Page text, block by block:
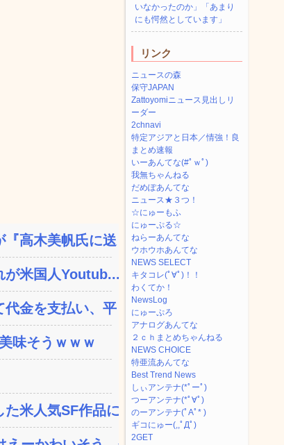
『高木美帆氏に送られ...
が米国人Youtub...
代金を支払い、平日の...
味そうｗｗｗ
た米人気SF作品に絶...
いなかったのか」「あまり
にも愕然としています」
リンク
ニュースの森
保守JAPAN
Zattoyomiニュース見出しリ
ーダー
2chnavi
特定アジアと日本／情強！良
まとめ速報
いーあんてな(#ﾟｗﾟ)
我無ちゃんねる
だめぽあんてな
ニュース★３つ！
☆にゅーもふ
にゅーぷる☆
ねらーあんてな
ウホウホあんてな
NEWS SELECT
キタコレ(ﾟ∀ﾟ)！！
わくてか！
NewsLog
にゅーぷろ
アナログあんてな
２ｃｈまとめちゃんねる
NEWS CHOICE
特亜流あんてな
Best Trend News
しぃアンテナ(*ﾟーﾟ)
つーアンテナ(*ﾟ∀ﾟ)
のーアンテナ(ﾟAﾟ* )
ギコにゅー(,,ﾟДﾟ)
2GET